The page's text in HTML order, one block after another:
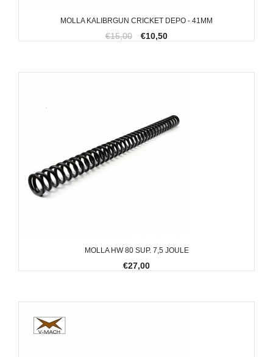
MOLLA KALIBRGUN CRICKET DEPO - 41MM
€15,00 €10,50
MOLLA HW 80 SUP. 7,5 JOULE
€27,00